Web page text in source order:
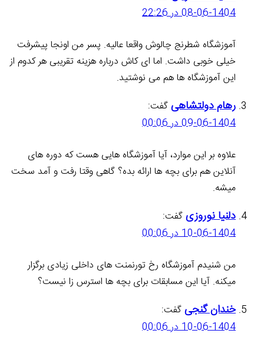
08-06-1404 در 22:26
آموزشگاه شطرنج چالوش واقعا عالیه. پسر من اونجا پیشرفت
خیلی خوبی داشت. اما ای کاش درباره هزینه تقریبی هر کدوم از
این آموزشگاه ها هم می نوشتید.
رهام دولتشاهیگفت:
09-06-1404 در 00:06
علاوه بر این موارد، آیا آموزشگاه هایی هست که دوره های
آنلاین هم برای بچه ها ارائه بده؟ گاهی وقتا رفت و آمد سخت
میشه.
دلنیا نوروزیگفت:
10-06-1404 در 00:06
من شنیدم آموزشگاه رخ تورنمنت های داخلی زیادی برگزار
میکنه. آیا این مسابقات برای بچه ها استرس زا نیست؟
خندان گنجیگفت:
10-06-1404 در 00:06